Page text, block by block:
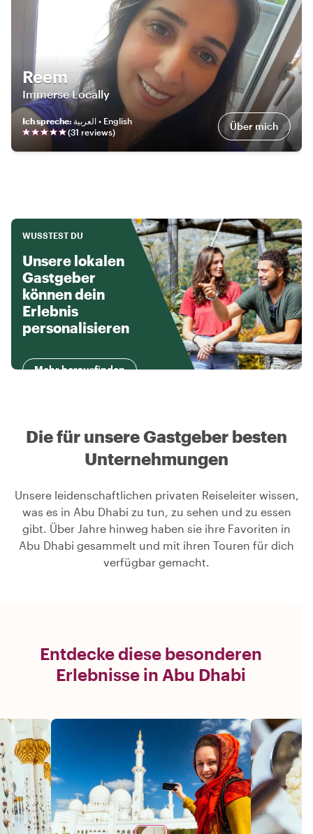
Reem
Immerse Locally
Ich spreche:
العربية • English
(31 reviews) Über mich
WUSSTEST DU
Unsere lokalen
Gastgeber
können dein
Erlebnis
personalisieren
Mehr herausfinden
Die für unsere Gastgeber besten
Unternehmungen
Unsere leidenschaftlichen privaten Reiseleiter wissen,
was es in Abu Dhabi zu tun, zu sehen und zu essen
gibt. Über Jahre hinweg haben sie ihre Favoriten in
Abu Dhabi gesammelt und mit ihren Touren für dich
verfügbar gemacht.
Entdecke diese besonderen
Erlebnisse in Abu Dhabi